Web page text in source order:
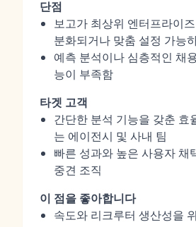
단점
보고가 최상위 엔터프라이
분화되거나 맞춤 설정 가능
예측 분석이나 심층적인 채
능이 부족함
타겟 고객
간단한 분석 기능을 갖춘 효
는 에이전시 및 사내 팀
빠른 성과와 높은 사용자 채
중견 조직
이 점을 좋아합니다
속도와 리크루터 생산성을